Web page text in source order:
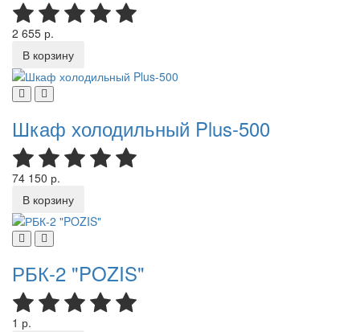
2 655 р.
В корзину
Шкаф холодильный Plus-500
74 150 р.
В корзину
РБК-2 "POZIS"
1 р.